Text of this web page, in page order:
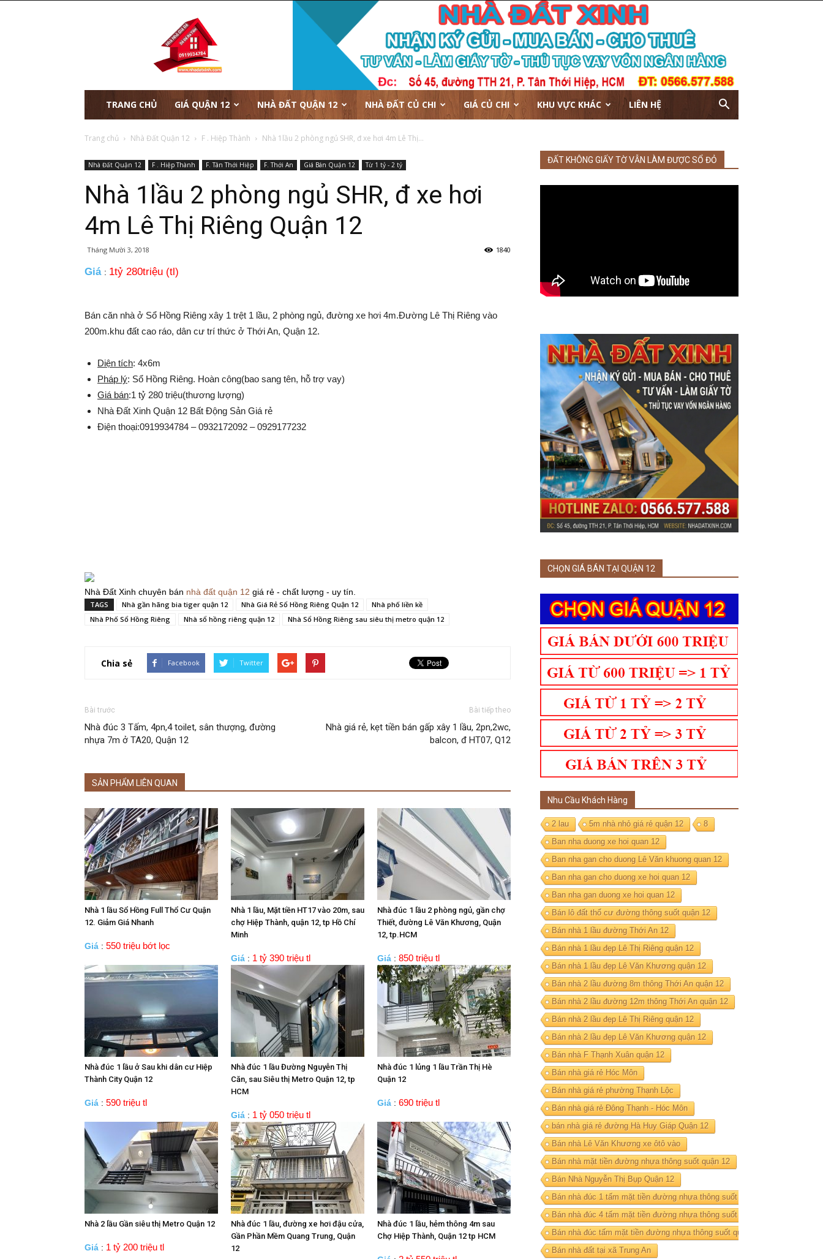
TRANG CHỦ GIÁ QUẬN 12 NHÀ ĐẤT QUẬN 12 NHÀ ĐẤT CỦ CHI GIÁ CỦ CHI KHU VỰC KHÁC LIÊN HỆ
Trang chủ Nhà Đất Quận 12 F . Hiệp Thành Nhà 1lầu 2 phòng ngủ SHR, đ xe hơi 4m Lê Thị...
Nhà Đất Quận 12 F . Hiệp Thành F. Tân Thới Hiệp F. Thới An Giá Bán Quận 12 Từ 1 tỷ - 2 tỷ
Nhà 1lầu 2 phòng ngủ SHR, đ xe hơi
4m Lê Thị Riêng Quận 12
Tháng Mười 3, 2018 1840
Giá : 1tỷ 280triệu (tl)
Bán căn nhà ở Sổ Hồng Riêng xây 1 trệt 1 lầu, 2 phòng ngủ, đường xe hơi 4m.Đường Lê Thị Riêng vào
200m.khu đất cao ráo, dân cư trí thức ở Thới An, Quận 12.
Diện tích: 4x6m
Pháp lý: Sổ Hồng Riêng. Hoàn công(bao sang tên, hỗ trợ vay)
Giá bán:1 tỷ 280 triệu(thương lượng)
Nhà Đất Xinh Quận 12 Bất Động Sản Giá rẻ
Điện thoại:0919934784 – 0932172092 – 0929177232
Nhà Đất Xinh chuyên bán nhà đất quận 12 giá rẻ - chất lượng - uy tín.
TAGS Nhà gần hãng bia tiger quận 12 Nhà Giá Rẻ Sổ Hồng Riêng Quận 12
Nhà phố liền kề
Nhà Phố Sổ Hồng Riêng
Nhà sổ hồng riêng quận 12 Nhà Sổ Hồng Riêng sau siêu thị metro quận 12
Chia sẻ Facebook Twitter
Bài trước
Nhà đúc 3 Tấm, 4pn,4 toilet, sân thượng, đường
nhựa 7m ở TA20, Quận 12
Bài tiếp theo
Nhà giá rẻ, kẹt tiền bán gấp xây 1 lầu, 2pn,2wc,
balcon, đ HT07, Q12
SẢN PHẨM LIÊN QUAN
Nhà 1 lầu Sổ Hồng Full Thổ Cư Quận
12. Giảm Giá Nhanh
Giá : 550 triệu bớt lọc
Nhà 1 lầu, Mặt tiền HT17 vào 20m, sau
chợ Hiệp Thành, quận 12, tp Hồ Chí
Minh
Giá : 1 tỷ 390 triệu tl
Nhà đúc 1 lầu 2 phòng ngủ, gần chợ
Thiết, đường Lê Văn Khương, Quận
12, tp.HCM
Giá : 850 triệu tl
Nhà đúc 1 lầu ở Sau khi dân cư Hiệp
Thành City Quận 12
Giá : 590 triệu tl
Nhà đúc 1 lầu Đường Nguyễn Thị
Căn, sau Siêu thị Metro Quận 12, tp
HCM
Giá : 1 tỷ 050 triệu tl
Nhà đúc 1 lủng 1 lầu Trần Thị Hè
Quận 12
Giá : 690 triệu tl
Nhà 2 lầu Gần siêu thị Metro Quận 12
Giá : 1 tỷ 200 triệu tl
Nhà đúc 1 lầu, đường xe hơi đậu cửa,
Gần Phần Mềm Quang Trung, Quận
12
Nhà đúc 1 lầu, hẻm thông 4m sau
Chợ Hiệp Thành, Quận 12 tp HCM
ĐẤT KHÔNG GIẤY TỜ VẪN LÀM ĐƯỢC SỔ ĐỎ
CHỌN GIÁ BÁN TẠI QUẬN 12
Nhu Cầu Khách Hàng
2 lau 5m nhà nhỏ giá rẻ quận 12
8
Ban nha duong xe hoi quan 12
Ban nha gan cho duong Lê Văn khuong quan 12
Ban nha gan cho duong xe hoi quan 12
Ban nha gan duong xe hoi quan 12
Bán lô đất thổ cư đường thông suốt quận 12
Bán nhà 1 lầu đường Thới An 12
Bán nhà 1 lầu đẹp Lê Thị Riêng quận 12
Bán nhà 1 lầu đẹp Lê Văn Khương quận 12
Bán nhà 2 lầu đường 8m thông Thới An quận 12
Bán nhà 2 lầu đường 12m thông Thới An quận 12
Bán nhà 2 lầu đẹp Lê Thị Riêng quận 12
Bán nhà 2 lầu đẹp Lê Văn Khương quận 12
Bán nhà F Thạnh Xuân quận 12
Bán nhà giá rẻ Hóc Môn
Bán nhà giá rẻ phường Thạnh Lộc
Bán nhà giá rẻ Đông Thạnh - Hóc Môn
bán nhà giá rẻ đường Hà Huy Giáp Quận 12
Bán nhà Lê Văn Khương xe ôtô vào
Bán nhà mặt tiền đường nhựa thông suốt quận 12
Bán Nhà Nguyễn Thị Bụp Quận 12
Bán nhà đúc 1 tấm mặt tiền đường nhựa thông suốt quận 12
Bán nhà đúc 4 tấm mặt tiền đường nhựa thông suốt quận 12
Bán nhà đúc tấm mặt tiền đường nhựa thông suốt quận 12
Bán nhà đất tại xã Trung An